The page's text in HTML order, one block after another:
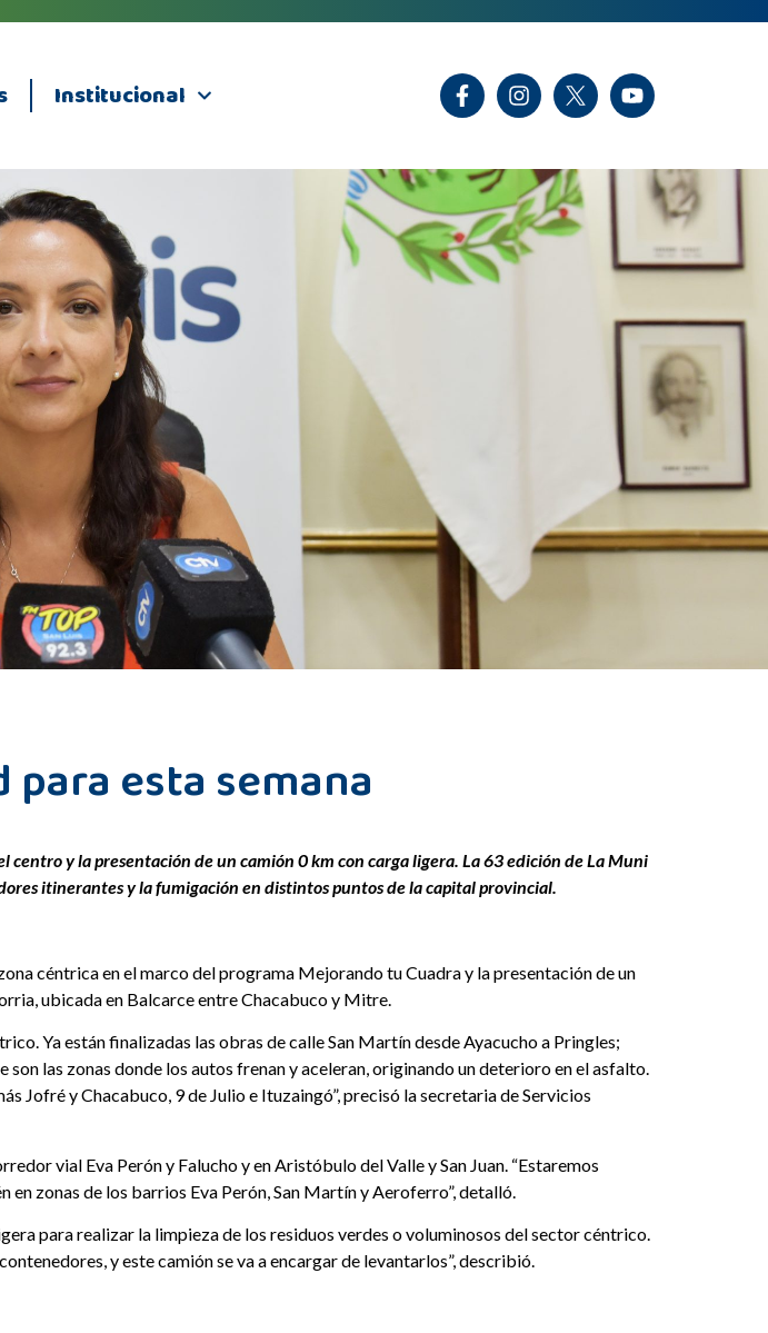
Institucional
esta semana
y la presentación de un camión 0 km con carga ligera. La 63 edición de La Muni
itinerantes y la fumigación en distintos puntos de la capital provincial.
céntrica en el marco del programa Mejorando tu Cuadra y la presentación de un
ubicada en Balcarce entre Chacabuco y Mitre.
Ya están finalizadas las obras de calle San Martín desde Ayacucho a Pringles;
las zonas donde los autos frenan y aceleran, originando un deterioro en el asfalto.
Jofré y Chacabuco, 9 de Julio e Ituzaingó”, precisó la secretaria de Servicios
vial Eva Perón y Falucho y en Aristóbulo del Valle y San Juan. “Estaremos
zonas de los barrios Eva Perón, San Martín y Aeroferro”, detalló.
para realizar la limpieza de los residuos verdes o voluminosos del sector céntrico.
y este camión se va a encargar de levantarlos”, describió.